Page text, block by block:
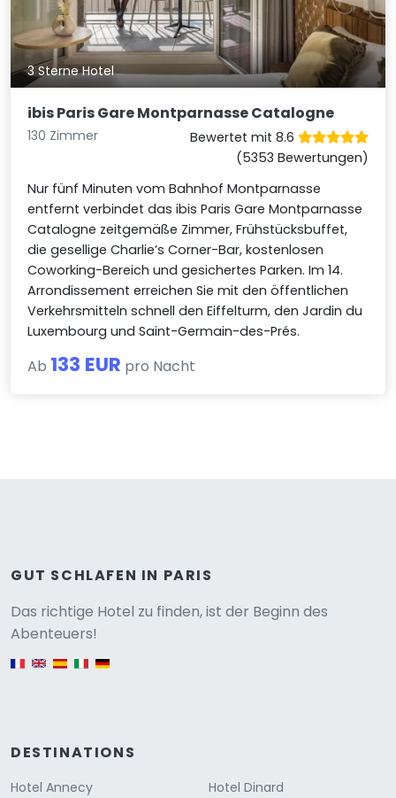
3 Sterne Hotel
ibis Paris Gare Montparnasse Catalogne
130 Zimmer
Bewertet mit 8.6
(5353 Bewertungen)
Nur fünf Minuten vom Bahnhof Montparnasse
entfernt verbindet das ibis Paris Gare Montparnasse
Catalogne zeitgemäße Zimmer, Frühstücksbuffet,
die gesellige Charlie’s Corner-Bar, kostenlosen
Coworking-Bereich und gesichertes Parken. Im 14.
Arrondissement erreichen Sie mit den öffentlichen
Verkehrsmitteln schnell den Eiffelturm, den Jardin du
Luxembourg und Saint-Germain-des-Prés.
Ab 133 EUR pro Nacht
GUT SCHLAFEN IN PARIS
Das richtige Hotel zu finden, ist der Beginn des
Abenteuers!
English version
DESTINATIONS
Hotel Annecy
Hotel Dinard